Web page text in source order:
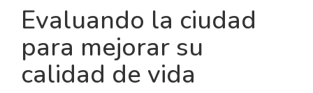
Evaluando la ciudad
para mejorar su
calidad de vida